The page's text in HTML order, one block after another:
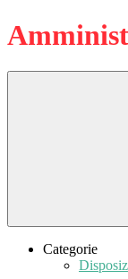
Categorie